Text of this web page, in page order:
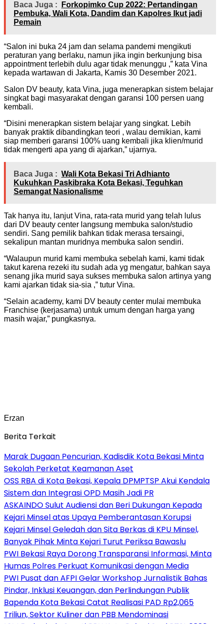
Baca Juga :
Forkopimko Cup 2022: Pertandingan
Pembuka, Wali Kota, Dandim dan Kapolres Ikut jadi
Pemain
“Salon ini buka 24 jam dan selama pandemi mengikuti
peraturan yang berlaku, namun jika ingin berkunjung bisa
appointment terlebih dulu agar tidak menunggu ,” kata Vina
kepada wartawan di Jakarta, Kamis 30 Desember 2021.
Salon DV beauty, kata Vina, juga menerapkan sistem belajar
singkat bagi masyarakat dengan garansi 100 persen uang
kembali.
“Disini menerapkan sistem belajar yang singkat. Lebih
banyak praktik dibandingkan teori , walau demikian, kami
siap memberi garansi 100% uang kembali jika klien/murid
tidak mengerti apa yang di ajarkan,” ujarnya.
Baca Juga : Wali Kota Bekasi Tri Adhianto
Kukuhkan Paskibraka Kota Bekasi, Teguhkan
Semangat Nasionalisme
Tak hanya itu, lanjut Vina, rata-rata murid yang telah lulus
dari DV beauty center langsung membuka salon/studio
sendiri. Sang pemilik bahkan tidak merasa tersaingi,
sekalipun mantan muridnya membuka salon sendiri.
“Walaupun murid kami membuka sebelah kami, kami tidak
takut karena rezeki itu sudah ada yg mengatur, bahkan saya
senang jika murid saya sukses membuka salon artinya yang
kami ajarkan tidak sia-sia ,” tutur Vina.
“Selain academy, kami DV beauty center mulai membuka
Franchise (kerjasama) untuk umum dengan harga yang
masih wajar,” pungkasnya.
Erzan
Berita Terkait
‎Marak Dugaan Pencurian, Kadisdik Kota Bekasi Minta
Sekolah Perketat Keamanan Aset
‎OSS RBA di Kota Bekasi, Kepala DPMPTSP Akui Kendala
Sistem dan Integrasi OPD Masih Jadi PR
ASKAINDO Sulut Audiensi dan Beri Dukungan Kepada
Kejari Minsel atas Upaya Pemberantasan Korupsi
Kejari Minsel Geledah dan Sita Berkas di KPU Minsel,
Banyak Pihak Minta Kejari Turut Periksa Bawaslu
PWI Bekasi Raya Dorong Transparansi Informasi, Minta
Humas Polres Perkuat Komunikasi dengan Media
PWI Pusat dan AFPI Gelar Workshop Jurnalistik Bahas
Pindar, Inklusi Keuangan, dan Perlindungan Publik
Bapenda Kota Bekasi Catat Realisasi PAD Rp2,065
Triliun, Sektor Kuliner dan PBB Mendominasi